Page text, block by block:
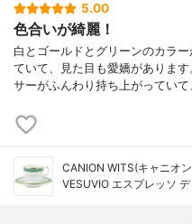
5.00
色合いが綺麗！
白とゴールドとグリーンのカラ
ていて、見た目も愛嬌がありま
サーがふんわり持ち上がってい
CANION WITS(キャニオ
VESUVIO エスプレッソ